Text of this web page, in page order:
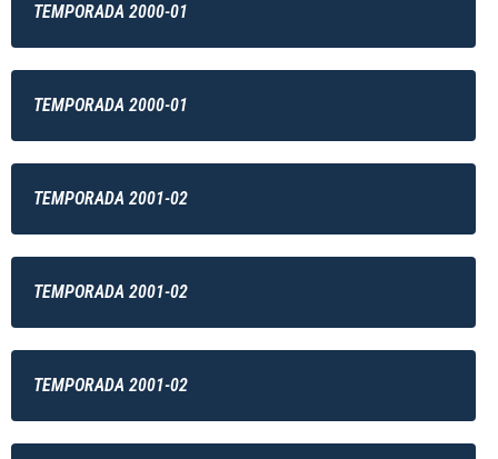
TEMPORADA 2000-01
TEMPORADA 2000-01
TEMPORADA 2001-02
TEMPORADA 2001-02
TEMPORADA 2001-02